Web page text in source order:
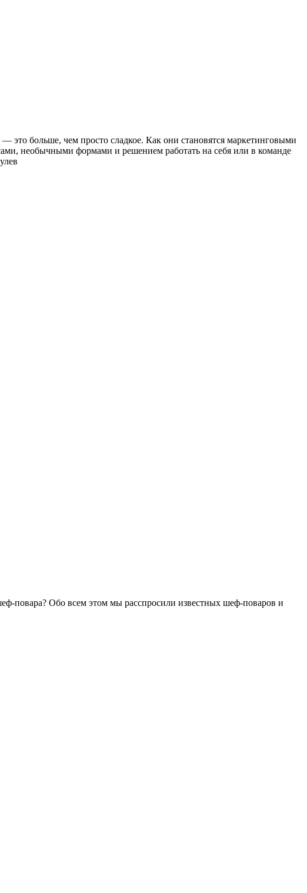
больше, чем просто сладкое. Как они становятся маркетинговыми
необычными формами и решением работать на себя или в команде
повара? Обо всем этом мы расспросили известных шеф-поваров и